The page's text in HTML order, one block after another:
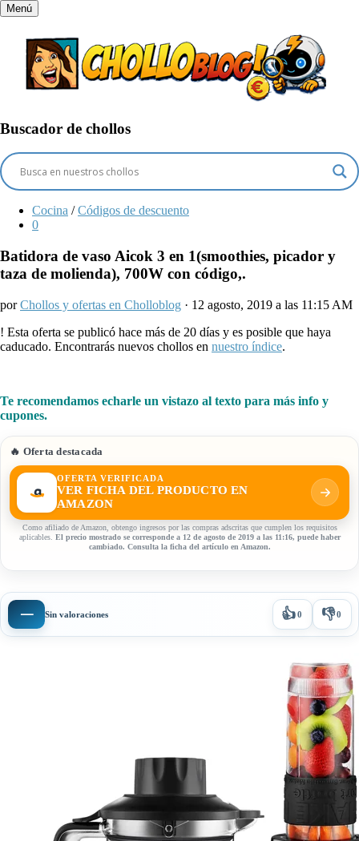
Menú
Buscador de chollos
Cocina / Códigos de descuento
0
Batidora de vaso Aicok 3 en 1(smoothies, picador y
taza de molienda), 700W con código,.
porChollos y ofertas en Cholloblog · 12 agosto, 2019 a las 11:15 AM
! Esta oferta se publicó hace más de 20 días y es posible que haya
caducado. Encontrarás nuevos chollos en nuestro índice.
Te recomendamos echarle un vistazo al texto para más info y
cupones.
🔥 Oferta destacada
OFERTA VERIFICADA
VER FICHA DEL PRODUCTO EN
AMAZON
Como afiliado de Amazon, obtengo ingresos por las compras adscritas que cumplen los requisitos
aplicables. El precio mostrado se corresponde a 12 de agosto de 2019 a las 11:16, puede haber
cambiado. Consulta la ficha del artículo en Amazon.
— Sin valoraciones 👍0 👎0